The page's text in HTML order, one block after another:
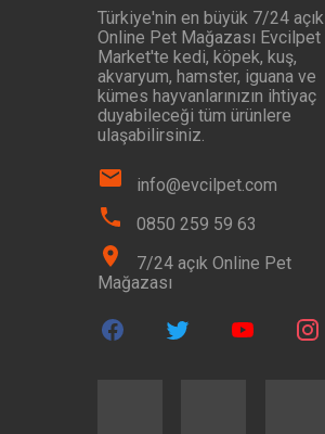
Türkiye'nin en büyük 7/24 açık
Online Pet Mağazası Evcilpet
Market'te kedi, köpek, kuş,
akvaryum, hamster, iguana ve
kümes hayvanlarınızın ihtiyaç
duyabileceği tüm ürünlere
ulaşabilirsiniz.
info@evcilpet.com
0850 259 59 63
7/24 açık Online Pet
Mağazası